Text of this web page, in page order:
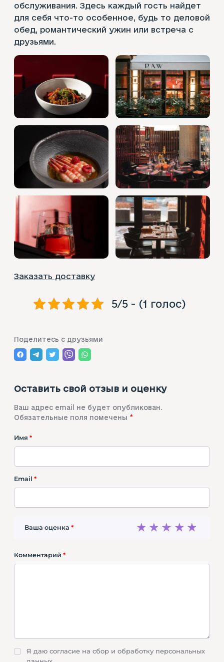
обслуживания. Здесь каждый гость найдет
для себя что-то особенное, будь то деловой
обед, романтический ужин или встреча с
друзьями.
Заказать доставку
5/5 - (1 голос)
Поделитесь с друзьями
Оставить свой отзыв и оценку
Ваш адрес email не будет опубликован.
Обязательные поля помечены *
Имя *
Email *
Ваша оценка * 4
3
2
1
Комментарий *
Я даю согласие на сбор и обработку персональных